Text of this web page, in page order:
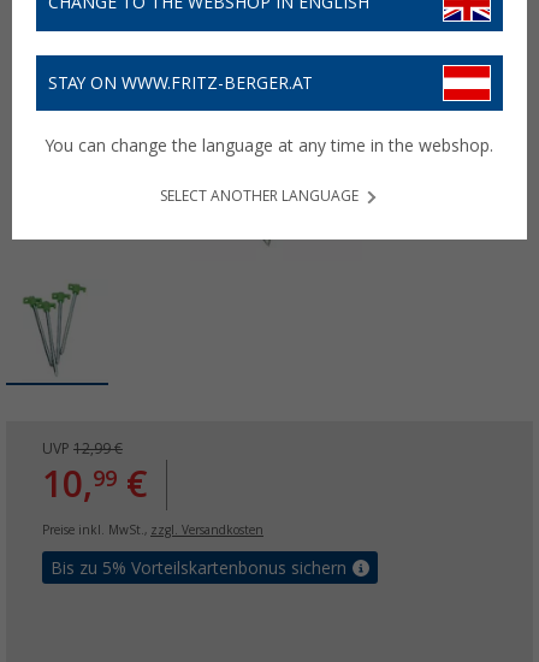
UVP 12,99 €
10,99 €
Preise inkl. MwSt., zzgl. Versandkosten
Bis zu 5% Vorteilskartenbonus sichern
STAY ON WWW.FRITZ-BERGER.AT
You can change the language at any time in the webshop.
SELECT ANOTHER LANGUAGE